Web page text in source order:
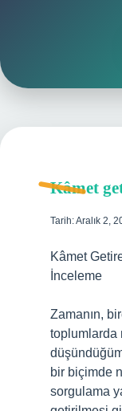
Hakkımızda
Kâmet
Tarih: Aralık 2,
Kâmet
İnceleme
Zamanın,
toplumlarda
bir biçimde
sorgulama